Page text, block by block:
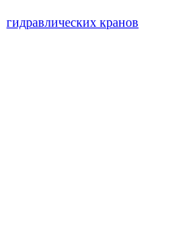
гидравлических кранов